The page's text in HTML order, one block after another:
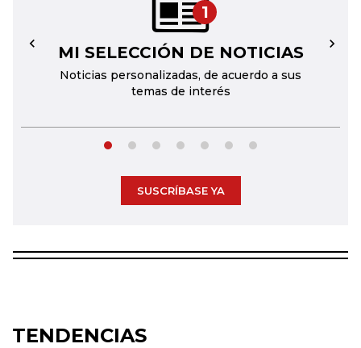
1
MI SELECCIÓN DE NOTICIAS
Noticias personalizadas, de acuerdo a sus
temas de interés
← →
SUSCRÍBASE YA
TENDENCIAS